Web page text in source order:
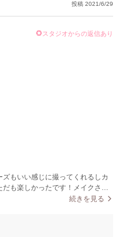
投稿 2021/6/29
スタジオからの返信あり
もいい感じに撮ってくれるしカ
も楽しかったです！メイクさん
真も撮ってくれたのでデータ以上
続きを見る